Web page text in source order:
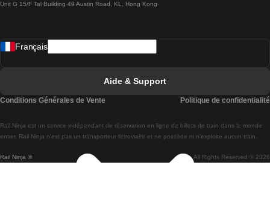
Trains de Lisbonne à Madrid
Trains de Lisbonne à Braga
Trains de Braga à Lisbonne
Unit G 15/F Tal Building 49 Austin Road, KL, Hong Kong
Rail Ninja ® All Rights Reserved © 2026
Rail.Ninja est un service indépendant de réservation en ligne de billets de train dans le monde
entier. Rail Ninja n'est pas un transporteur ferroviaire et ne possède ni n'exploite aucun train.
Français
Aide & Support
Conditions Générales de Vente Politique de confidentialité